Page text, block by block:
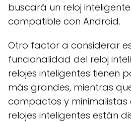
buscará un reloj
compatible con Android.
Otro factor a considerar
funcionalidad del reloj
relojes inteligentes tienen
más grandes, mientras
compactos y minimalistas
relojes inteligentes están